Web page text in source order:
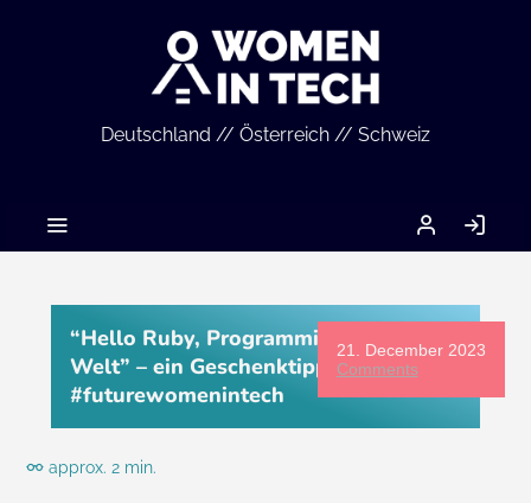
Deutschland // Österreich // Schweiz
MEIN
ACCOUNT
IN
21. December 2023
Comments
“Hello Ruby, Programmier dir deine
Welt” – ein Geschenktipp für
#futurewomenintech
approx. 2 min.